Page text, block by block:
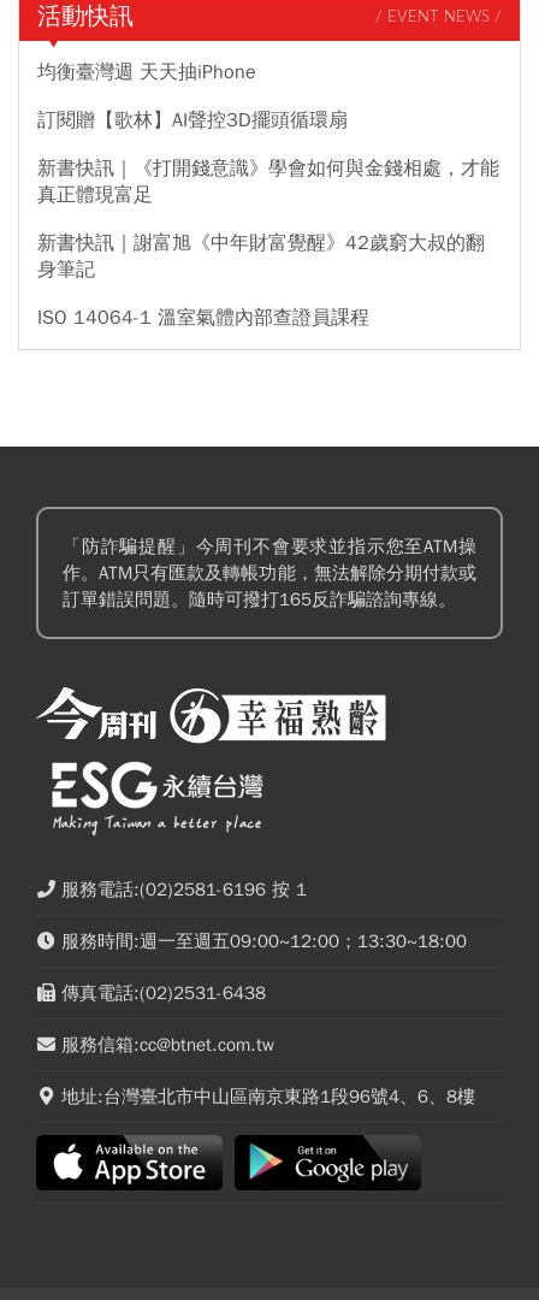
活動快訊 / EVENT NEWS /
均衡臺灣週 天天抽iPhone
訂閱贈【歌林】AI聲控3D擺頭循環扇
新書快訊｜《打開錢意識》學會如何與金錢相處，才能
真正體現富足
新書快訊｜謝富旭《中年財富覺醒》42歲窮大叔的翻
身筆記
ISO 14064-1 溫室氣體內部查證員課程
「防詐騙提醒」今周刊不會要求並指示您至ATM操
作。ATM只有匯款及轉帳功能，無法解除分期付款或
訂單錯誤問題。隨時可撥打165反詐騙諮詢專線。
服務電話:(02)2581-6196 按 1
服務時間:週一至週五09:00~12:00；13:30~18:00
傳真電話:(02)2531-6438
服務信箱:cc@btnet.com.tw
地址:台灣臺北市中山區南京東路1段96號4、6、8樓